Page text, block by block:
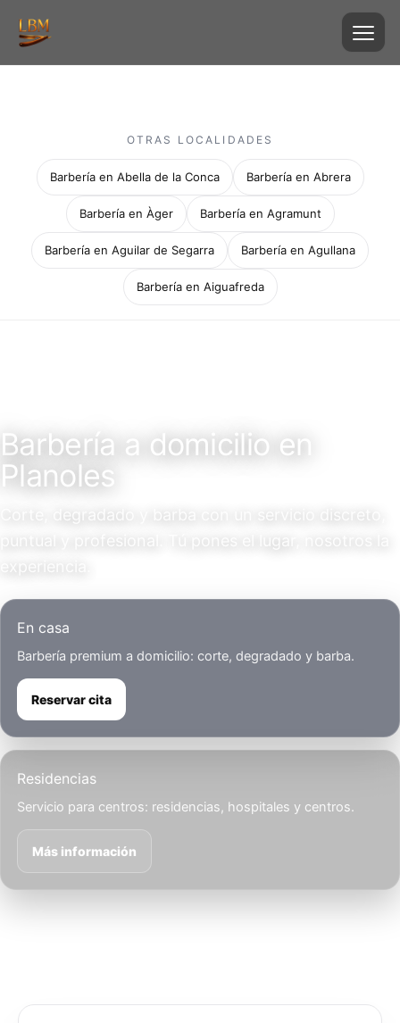
OTRAS LOCALIDADES
Barbería en Abella de la Conca Barbería en Abrera
Barbería en Àger Barbería en Agramunt
Barbería en Aguilar de Segarra Barbería en Agullana
Barbería en Aiguafreda
Barbería a domicilio en
Planoles
Corte, degradado y barba con un servicio discreto,
puntual y profesional. Tú pones el lugar, nosotros la
En casa
Barbería premium a domicilio: corte, degradado y barba.
Reservar cita
Residencias
Servicio para centros: residencias, hospitales y centros.
Más información